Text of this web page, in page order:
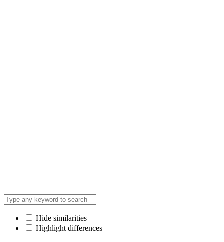
Hide similarities
Highlight differences